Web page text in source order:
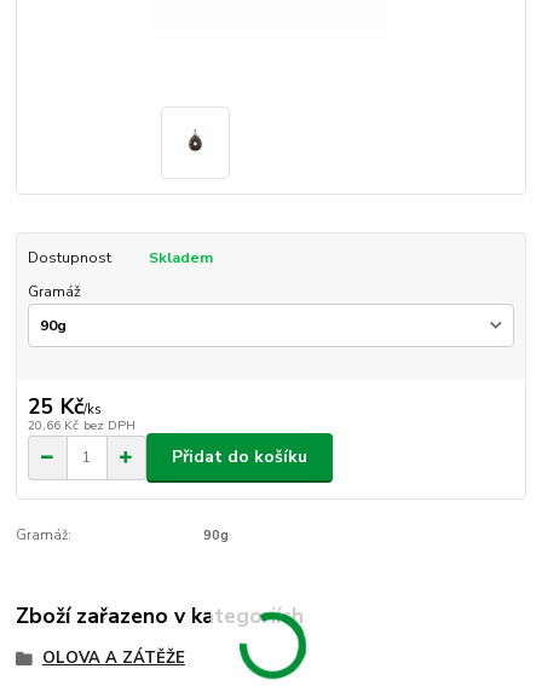
Dostupnost
Skladem
Gramáž
25 Kč/ks
20,66 Kč bez DPH
Přidat do košíku
Gramáž: 90g
Zboží zařazeno v kategoriích
OLOVA A ZÁTĚŽE